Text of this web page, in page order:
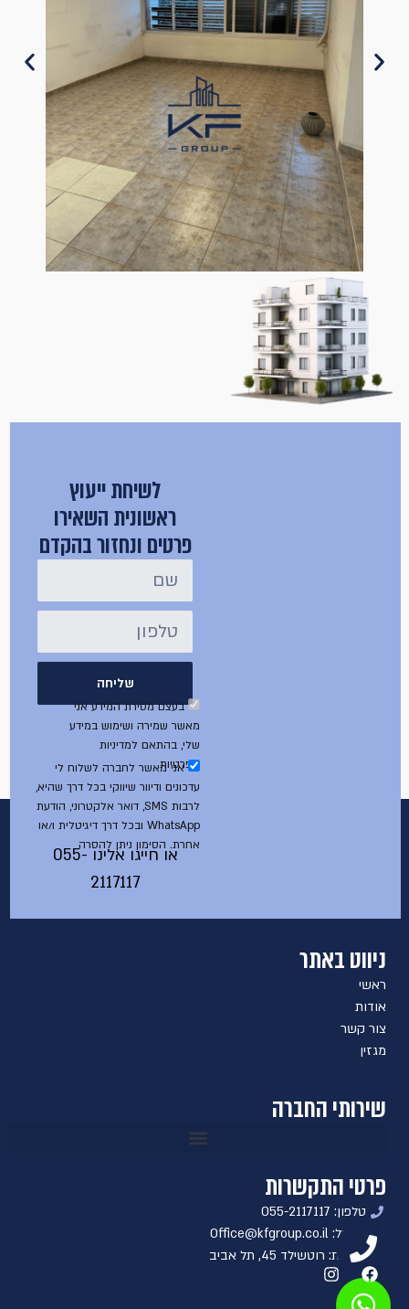
לשיחת ייעוץ
ראשונית השאירו
פרטים ונחזור בהקדם
שליחה
בעצם מסירת המידע אני
מאשר שמירה ושימוש במידע
שלי, בהתאם למדיניות
הפרטיות
אני מאשר לחברה לשלוח לי
עדכונים ודיוור שיווקי בכל דרך שהיא,
לרבות SMS, דואר אלקטרוני, הודעת
WhatsApp ובכל דרך דיגיטלית ו/או
אחרת. הסימון ניתן להסרה
או חייגו אלינו055-
2117117
ניווט באתר
ראשי
אודות
צור קשר
מגזין
שירותי החברה
פרטי התקשרות
טלפון: 055-2117117
אימייל: Office@kfgroup.co.il
כתובת: רוטשילד 45, תל אביב